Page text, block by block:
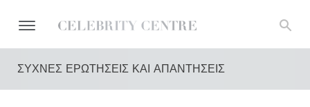
ΣΥΧΝΕΣ ΕΡΩΤΗΣΕΙΣ ΚΑΙ ΑΠΑΝΤΗΣΕΙΣ